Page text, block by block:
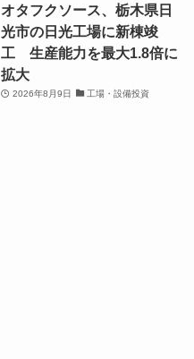
オタフクソース、栃木県日
光市の日光工場に新棟竣
工 生産能力を最大1.8倍に
拡大
2026年8月9日 工場・設備投資